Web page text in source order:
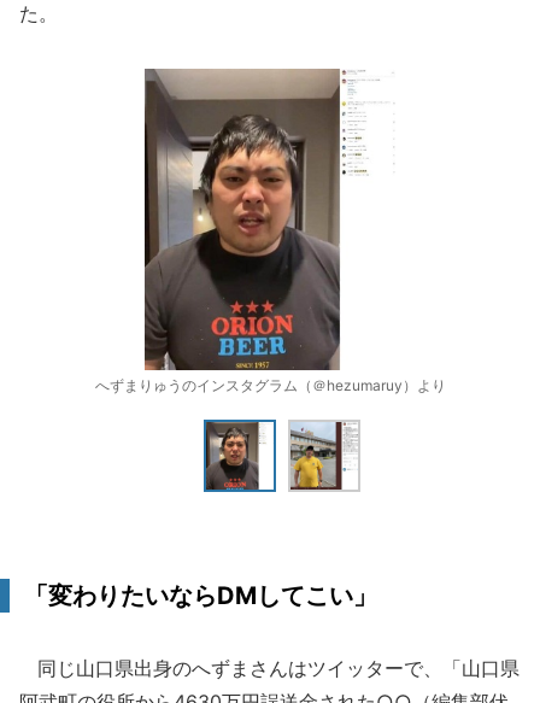
た。
へずまりゅうのインスタグラム（＠hezumaruy）より
「変わりたいならDMしてこい」
同じ山口県出身のへずまさんはツイッターで、「山口県